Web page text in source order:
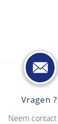
Vragen ?
Neem